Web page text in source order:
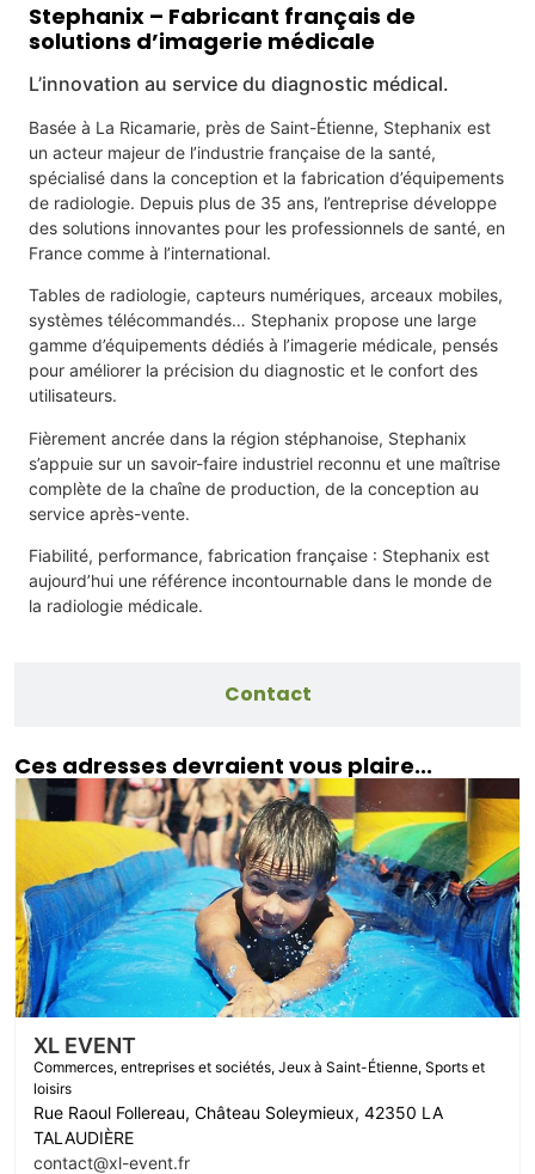
Contact
Stephanix – Fabricant français de
solutions d’imagerie médicale
L’innovation au service du diagnostic médical.
Basée à La Ricamarie, près de Saint-Étienne, Stephanix est
un acteur majeur de l’industrie française de la santé,
spécialisé dans la conception et la fabrication d’équipements
de radiologie. Depuis plus de 35 ans, l’entreprise développe
des solutions innovantes pour les professionnels de santé, en
France comme à l’international.
Tables de radiologie, capteurs numériques, arceaux mobiles,
systèmes télécommandés… Stephanix propose une large
gamme d’équipements dédiés à l’imagerie médicale, pensés
pour améliorer la précision du diagnostic et le confort des
utilisateurs.
Fièrement ancrée dans la région stéphanoise, Stephanix
s’appuie sur un savoir-faire industriel reconnu et une maîtrise
complète de la chaîne de production, de la conception au
service après-vente.
Fiabilité, performance, fabrication française : Stephanix est
aujourd’hui une référence incontournable dans le monde de
la radiologie médicale.
Ces adresses devraient vous plaire...
XL EVENT
Commerces, entreprises et sociétés, Jeux à Saint-Étienne, Sports et
loisirs
Rue Raoul Follereau, Château Soleymieux, 42350 LA
TALAUDIÈRE
contact@xl-event.fr